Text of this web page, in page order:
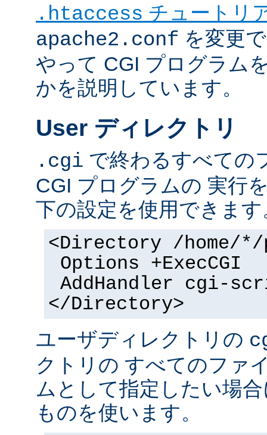
.htaccess チュートリ
apache2.conf を変更
やって CGI プログラム
かを説明しています。
User ディレクトリ
.cgi で終わるすべての
CGI プログラムの 実行
下の設定を使用できます
<Directory /home/
Options +ExecCGI
AddHandler cgi-
</Directory>
ユーザディレクトリの
クトリの すべてのファ
ムとして指定したい場
ものを使います。